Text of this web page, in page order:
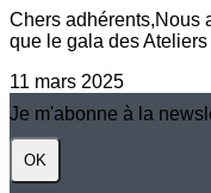
Chers adhérents,Nous
que le gala des
11 mars 2025
Je m'abonne à la
OK